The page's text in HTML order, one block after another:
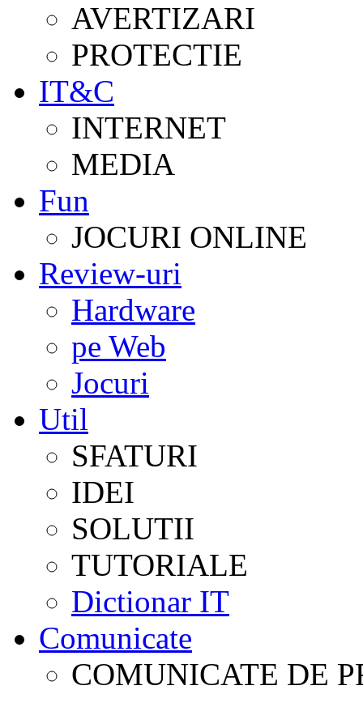
AVERTIZARI
PROTECTIE
IT&C
INTERNET
MEDIA
Fun
JOCURI ONLINE
Review-uri
Hardware
pe Web
Jocuri
Util
SFATURI
IDEI
SOLUTII
TUTORIALE
Dictionar IT
Comunicate
COMUNICATE DE